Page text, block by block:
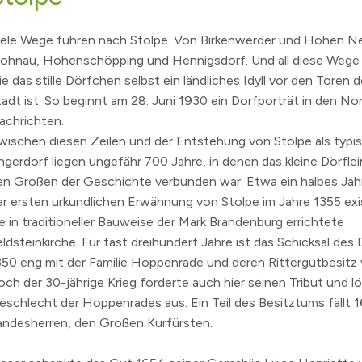
für öffentliche Räume
Neuendorf
Bundestagswahl 2025
Wahl des Rates für Sorben/Wenden 2024
Landtagswahlen 2024
Kommunalwahlen und Europawahl 2024
Landratswahl 2021
Bundestagswahl 2021
Landtagswahlen 2019
Hohen Neuendorf Podcast.
Allgemeine Bekanntmachungen
Archiv
Eigenbetrieb Abwasser und Eigenbetrieb
Haushalt und Jahresabschluss
GEOPortal
Geoportal Direkt
Geodaten/-dienste
Infrastrukturknoten
Standesamt
Schiedsstelle
Abfallentsorgung
Spielplätze
Musikschule Hohen Neuendorf
Volkshochschule
Behindertenbeauftragte
Offene Kinder- und
Seniorenbeirat
Seniorenlotse
Teilhabe
Karte
Wege führen nach Stolpe. Von Birkenwerder und Hohen
Hohenschöpping und Hennigsdorf. Und all diese Wege
das stille Dörfchen selbst ein ländliches Idyll vor den Toren
ist. So beginnt am 28. Juni 1930 ein Dorfporträt in den
diesen Zeilen und der Entstehung von Stolpe als
liegen ungefähr 700 Jahre, in denen das kleine
Großen der Geschichte verbunden war. Etwa ein halbes
ersten urkundlichen Erwähnung von Stolpe im Jahre 1355
in traditioneller Bauweise der Mark Brandenburg errichtete
Für fast dreihundert Jahre ist das Schicksal des
eng mit der Familie Hoppenrade und deren Rittergutbesitz
der 30-jährige Krieg forderte auch hier seinen Tribut und
der Hoppenrades aus. Ein Teil des Besitztums fällt
den Großen Kurfürsten.